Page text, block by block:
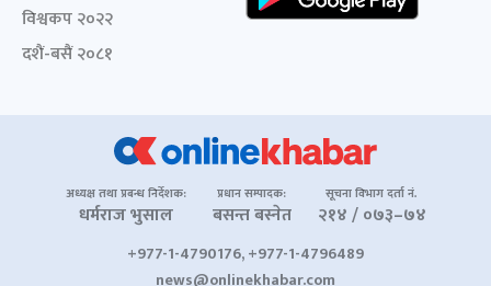
विश्वकप २०२२
दशैं-बसैं २०८१
अध्यक्ष तथा प्रबन्ध निर्देशक:
धर्मराज भुसाल
प्रधान सम्पादक:
बसन्त बस्नेत
सूचना विभाग दर्ता नं.
२१४ / ०७३–७४
+977-1-4790176, +977-1-4796489
news@onlinekhabar.com